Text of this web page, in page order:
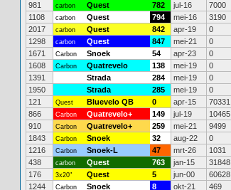
981
carbon Quest 782 jul-16 7000
1108
carbon Quest 794 mei-16 3190
2017
carbon Quest 842 apr-19 0
1298
carbon Quest 847 mei-21 0
1671
Carbon Snoek 54 apr-23 0
1608
Carbon Quatrevelo 138 mei-19 0
1391
Strada 284 mei-19 0
1950
Strada 285 mei-19 0
121
Quest Bluevelo QB 0 apr-15 70331
866
Carbon Quatrevelo+ 149 jul-19 10465
910
Carbon Quatrevelo+ 259 mei-21 9499
1843
Carbon Snoek 32 aug-22 0
1216
Carbon Snoek-L 47 mrt-26 1031
438
carbon Quest 763 jan-15 31848
176
3x20" Quest 5 jun-00 60628
1244
Carbon Snoek 8 okt-21 469